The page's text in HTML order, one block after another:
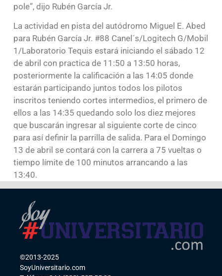
pole”, dijo Rubén García Jr.
La actividad en pista del autódromo Miguel E. Abed
para Rubén García Jr. #88 Canel´s/Logitech G/Mobil
1/Laboratorio Tequis estará iniciando el sábado 12
de abril con practica de 11:50 a 13:50 horas,
posteriormente la calificación a las 14:05 donde
estarán participando juntos todos los pilotos
inscritos teniendo cortes intermedios, el primero de
ellos a las 14:35 quedando solo los diez mejores
que buscarán ingresar al siguiente corte de cinco
para así definir la parrilla de salida. Para el Domingo
13 de abril se contará con la carrera a 75 vueltas o
tiempo límite de 100 minutos arrancando a las
13:40.
©2013-2025
SoyUniversitario.com